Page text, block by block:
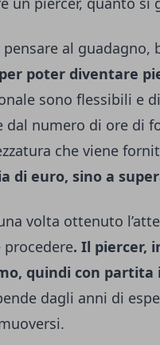
al guadagno,
poter diventare
sono flessibili e
dal numero di ore di
che viene
di euro, sino a
volta ottenuto
procedere. Il piercer,
quindi con partita
dagli anni di